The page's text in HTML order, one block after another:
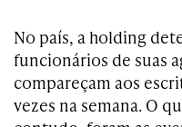
No país, a holding
funcionários de suas
compareçam aos
vezes na semana. O